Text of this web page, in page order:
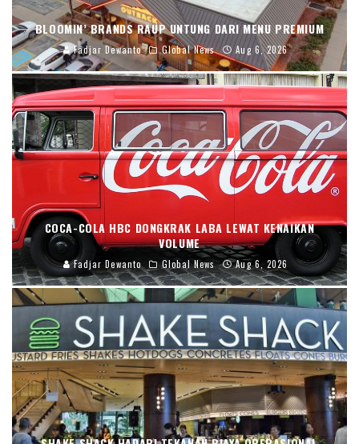
BLOOMIN’ BRANDS RAUP UNTUNG DARI MENU PREMIUM
Fadjar Dewanto Global News Aug 6, 2026
COCA-COLA HBC DONGKRAK LABA LEWAT KENAIKAN
VOLUME
Fadjar Dewanto Global News Aug 6, 2026